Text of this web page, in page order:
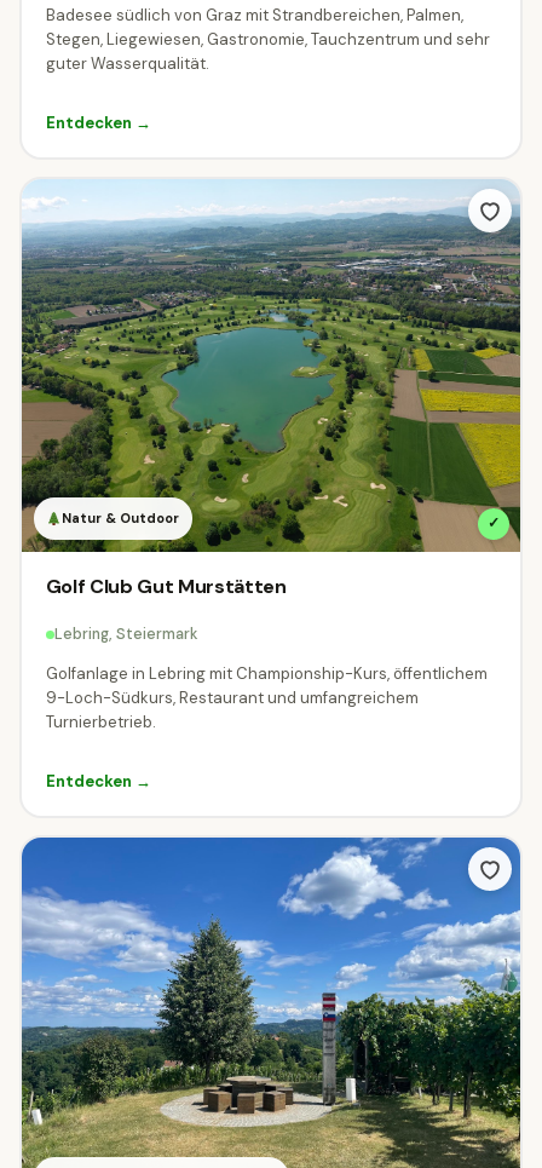
0 € 25 € 50 € 75 €
Familienpreis verfügbar
Badesee südlich von Graz mit Strandbereichen, Palmen,
Stegen, Liegewiesen, Gastronomie, Tauchzentrum und sehr
guter Wasserqualität.
Entdecken →
Natur & Outdoor ✓
Golf Club Gut Murstätten
Lebring, Steiermark
Golfanlage in Lebring mit Championship-Kurs, öffentlichem
9-Loch-Südkurs, Restaurant und umfangreichem
Turnierbetrieb.
Entdecken →